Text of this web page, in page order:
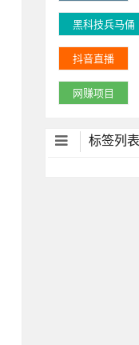
黑科技兵马俑
抖音直播
网赚项目
标签列表